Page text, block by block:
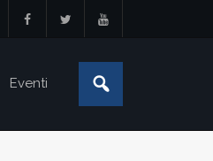
Eventi